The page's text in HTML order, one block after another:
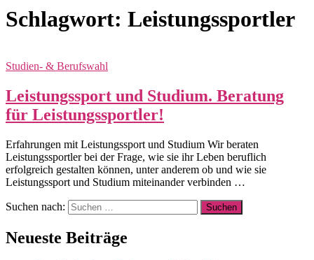
Schlagwort: Leistungssportler
Studien- & Berufswahl
Leistungssport und Studium. Beratung
für Leistungssportler!
Erfahrungen mit Leistungssport und Studium Wir beraten
Leistungssportler bei der Frage, wie sie ihr Leben beruflich
erfolgreich gestalten können, unter anderem ob und wie sie
Leistungssport und Studium miteinander verbinden …
Suchen nach:
Neueste Beiträge